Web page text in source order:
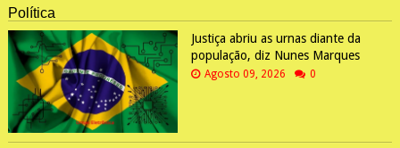
Política
Justiça abriu as urnas diante da
população, diz Nunes Marques
Agosto 09, 2026 0